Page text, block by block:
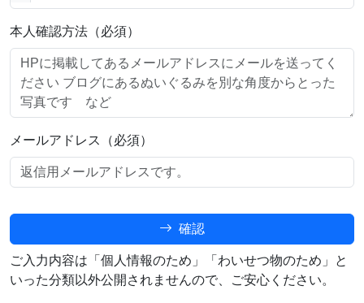
本人確認方法（必須）
メールアドレス（必須）
確認
ご入力内容は「個人情報のため」「わいせつ物のため」と
いった分類以外公開されませんので、ご安心ください。